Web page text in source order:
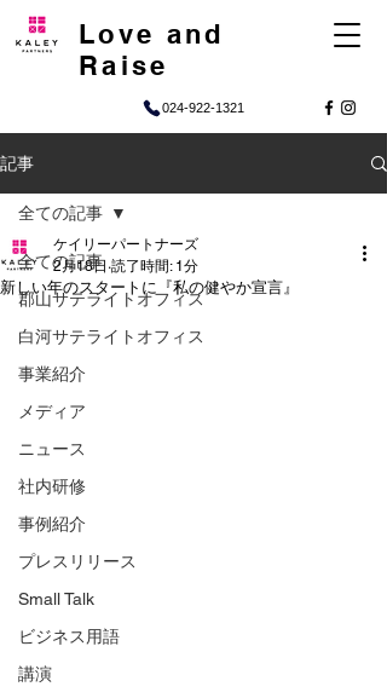
024-922-1321
Love and
Raise
記事
全ての記事
郡山サテライトオフィス
白河サテライトオフィス
事業紹介
メディア
ニュース
社内研修
事例紹介
プレスリリース
Small Talk
ビジネス用語
講演
全ての記事
新しい年のスタートに『私の健やか宣言』
ケイリーパートナーズ
2月18日 読了時間: 1分